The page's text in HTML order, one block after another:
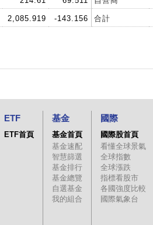
2,085.919 -143.156 合計
ETF
ETF首頁
基金
基金首頁
基金速配
智慧篩選
基金排行
基金總覽
自選基金
我的組合
國際
國際股首頁
看懂全球景氣
全球指數
全球漲跌
指標看股市
各國強度比較
國際氣象台